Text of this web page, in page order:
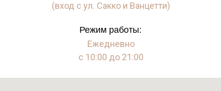
Режим работы:
(вход с ул. Сакко и Ванцетти)
Ежедневно
с 10:00 до 21:00